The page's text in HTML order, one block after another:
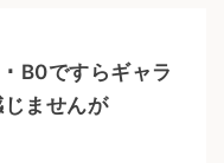
B0ですらギャラ
ませんが